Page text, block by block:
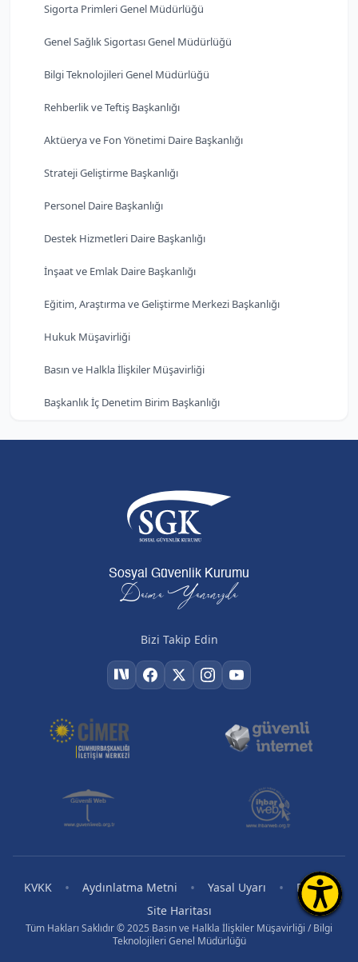
Sigorta Primleri Genel Müdürlüğü
Genel Sağlık Sigortası Genel Müdürlüğü
Bilgi Teknolojileri Genel Müdürlüğü
Rehberlik ve Teftiş Başkanlığı
Aktüerya ve Fon Yönetimi Daire Başkanlığı
Strateji Geliştirme Başkanlığı
Personel Daire Başkanlığı
Destek Hizmetleri Daire Başkanlığı
İnşaat ve Emlak Daire Başkanlığı
Eğitim, Araştırma ve Geliştirme Merkezi Başkanlığı
Hukuk Müşavirliği
Basın ve Halkla İlişkiler Müşavirliği
Başkanlık İç Denetim Birim Başkanlığı
Sosyal Güvenlik Kurumu
Daima Yanınızda
Bizi Takip Edin
KVKK • Aydınlatma Metni • Yasal Uyarı • RSS •
Site Haritası
Tüm Hakları Saklıdır © 2025 Basın ve Halkla İlişkiler Müşavirliği / Bilgi
Teknolojileri Genel Müdürlüğü